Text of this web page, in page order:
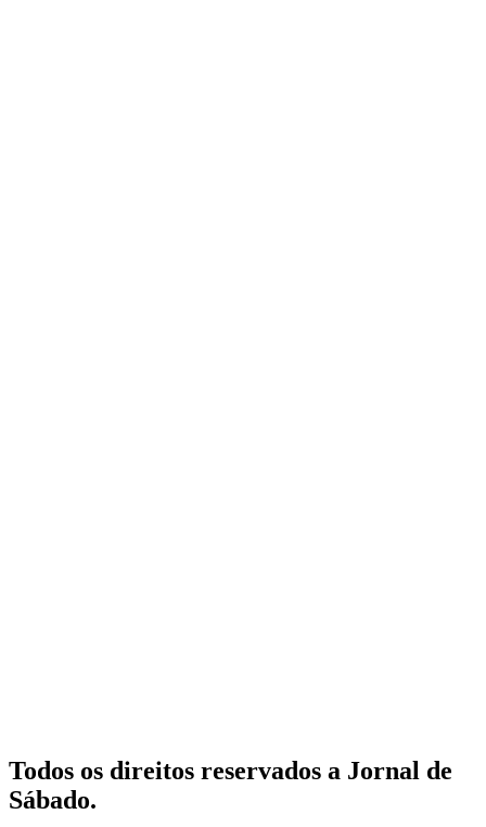
Todos os direitos reservados a Jornal de
Sábado.